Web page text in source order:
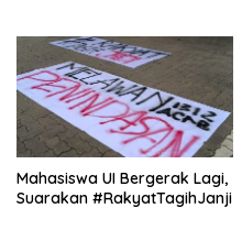
Mahasiswa UI Bergerak Lagi,
Suarakan #RakyatTagihJanji